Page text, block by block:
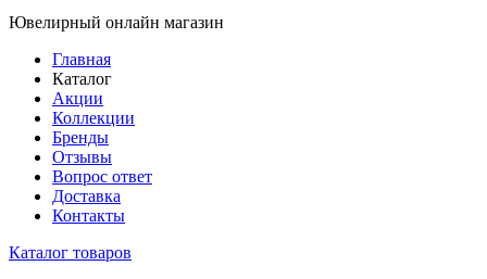
Ювелирный онлайн магазин
Главная
Каталог
Акции
Коллекции
Бренды
Отзывы
Вопрос ответ
Доставка
Контакты
Каталог товаров